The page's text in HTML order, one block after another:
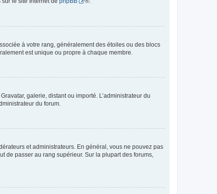
à votre rang, généralement des étoiles ou des blocs
est unique ou propre à chaque membre.
galerie, distant ou importé. L’administrateur du
du forum.
et administrateurs. En général, vous ne pouvez pas
de passer au rang supérieur. Sur la plupart des forums,